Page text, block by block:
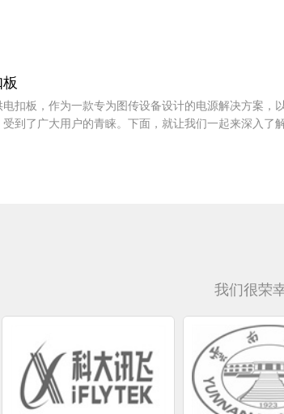
扣板，作为一款专为图传设备设计的电源解决方案，以
到了广大用户的青睐。下面，就让我们一起来深入了
我们很荣